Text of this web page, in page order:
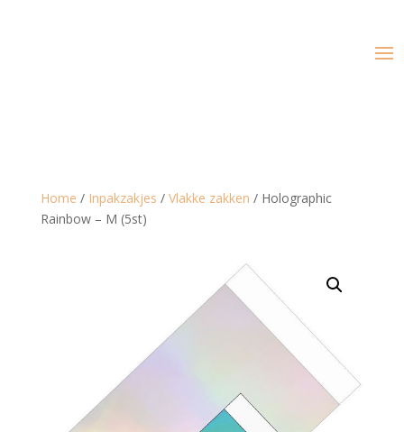
Home / Inpakzakjes / Vlakke zakken / Holographic
Rainbow – M (5st)